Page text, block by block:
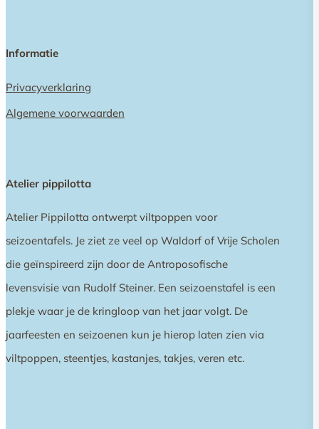
Informatie
Privacyverklaring
Algemene voorwaarden
Atelier pippilotta
Atelier Pippilotta ontwerpt viltpoppen voor
seizoentafels. Je ziet ze veel op Waldorf of Vrije Scholen
die geïnspireerd zijn door de Antroposofische
levensvisie van Rudolf Steiner. Een seizoenstafel is een
plekje waar je de kringloop van het jaar volgt. De
jaarfeesten en seizoenen kun je hierop laten zien via
viltpoppen, steentjes, kastanjes, takjes, veren etc.